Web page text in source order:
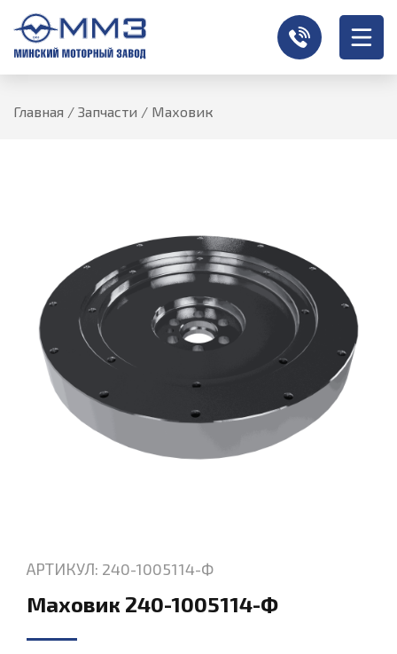
Главная / Запчасти / Маховик
АРТИКУЛ: 240-1005114-Ф
Маховик 240-1005114-Ф